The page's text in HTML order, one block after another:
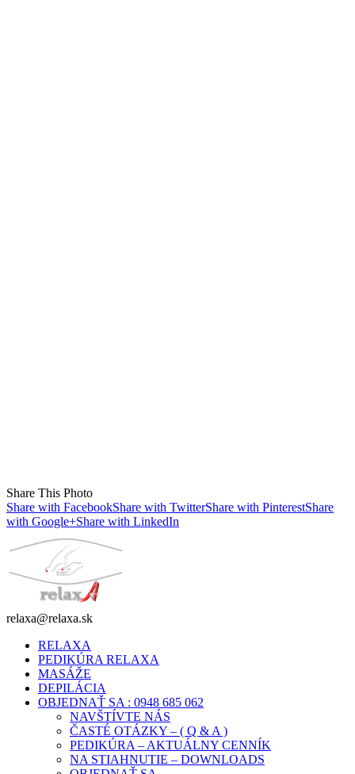
Share This Photo
Share with FacebookShare with TwitterShare with PinterestShare
with Google+Share with LinkedIn
relaxa@relaxa.sk
RELAXA
PEDIKÚRA RELAXA
MASÁŽE
DEPILÁCIA
OBJEDNAŤ SA : 0948 685 062
NAVŠTÍVTE NÁS
ČASTÉ OTÁZKY – ( Q & A )
PEDIKÚRA – AKTUÁLNY CENNÍK
NA STIAHNUTIE – DOWNLOADS